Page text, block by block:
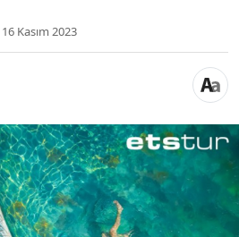
16 Kasım 2023
Termal tatilin tam